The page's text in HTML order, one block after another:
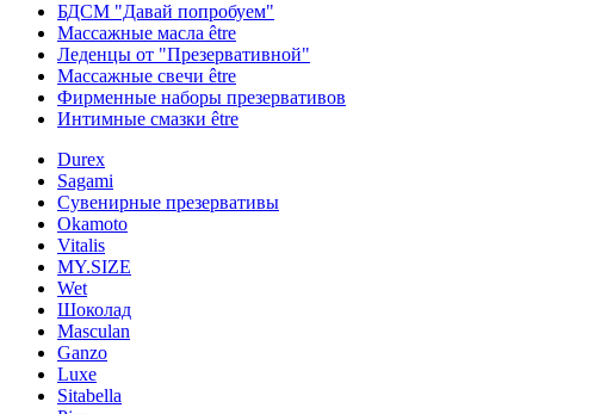
БДСМ "Давай попробуем"
Массажные масла être
Леденцы от "Презервативной"
Массажные свечи être
Фирменные наборы презервативов
Интимные смазки être
Durex
Sagami
Сувенирные презервативы
Okamoto
Vitalis
MY.SIZE
Wet
Шоколад
Masculan
Ganzo
Luxe
Sitabella